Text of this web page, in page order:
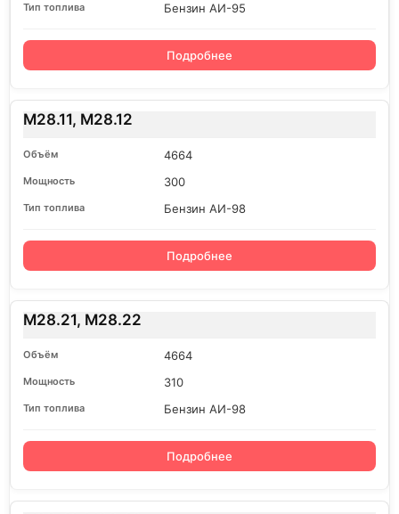
Бензин АИ-95
Подробнее
M28.11, M28.12
4664
300
Бензин АИ-98
Подробнее
M28.21, M28.22
4664
310
Бензин АИ-98
Подробнее